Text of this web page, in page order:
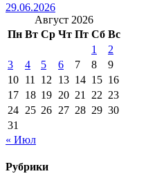
29.06.2026
Август 2026
Пн Вт Ср Чт Пт Сб Вс
1
2
3
4 5 6 7 8
9
10 11 12 13 14 15 16
17 18 19 20 21 22 23
24 25 26 27 28 29 30
31
« Июл
Рубрики